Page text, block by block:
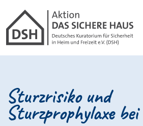
Gathmann
Sturzrisiko und
Sturzprophylaxe